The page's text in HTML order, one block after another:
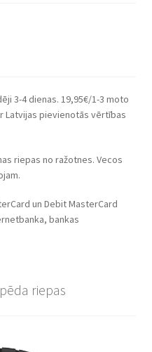
3-4 dienas. 19,95€/1-3 moto
Latvijas pievienotās vērtības
riepas no ražotnes. Vecos
un Debit MasterCard
bankas
riepas